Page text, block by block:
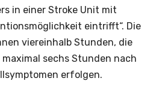
in einer Stroke Unit mit
eintrifft“. Die
viereinhalb Stunden, die
sechs Stunden nach
erfolgen.